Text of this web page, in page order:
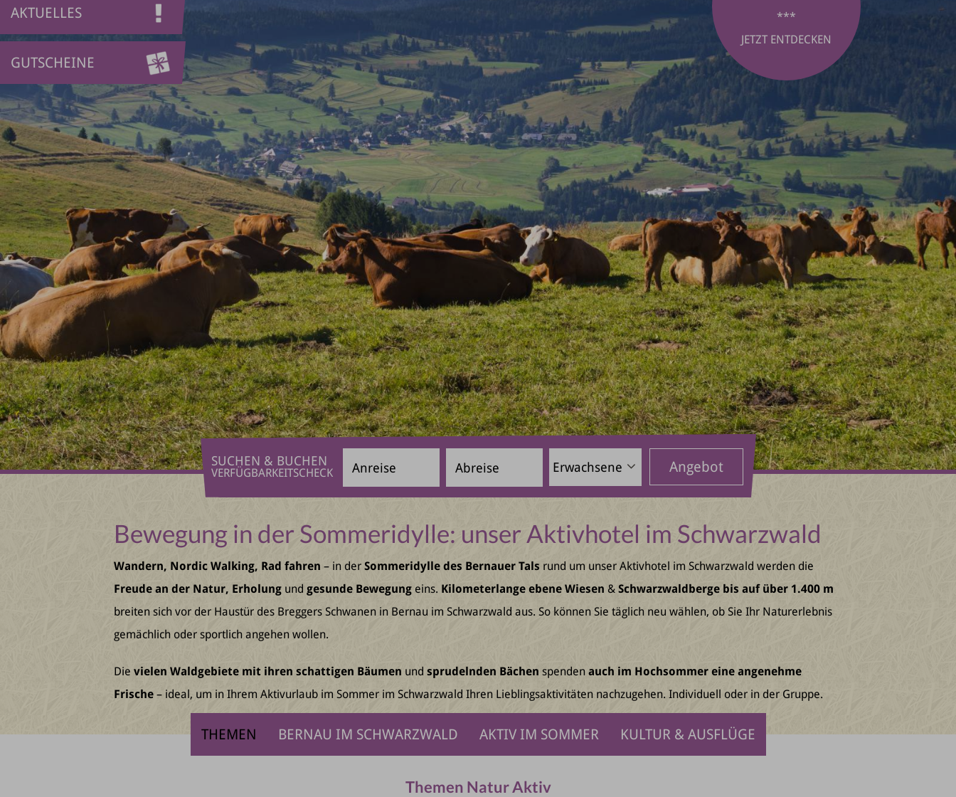
***
JETZT ENTDECKEN
AKTUELLES
GUTSCHEINE
SUCHEN & BUCHEN
VERFÜGBARKEITSCHECK Angebot
Bewegung in der Sommeridylle: unser Aktivhotel im Schwarzwald
Wandern, Nordic Walking, Rad fahren – in der Sommeridylle des Bernauer Tals rund um unser Aktivhotel im Schwarzwald werden die
Freude an der Natur, Erholung und gesunde Bewegung eins. Kilometerlange ebene Wiesen & Schwarzwaldberge bis auf über 1.400 m
breiten sich vor der Haustür des Breggers Schwanen in Bernau im Schwarzwald aus. So können Sie täglich neu wählen, ob Sie Ihr Naturerlebnis
gemächlich oder sportlich angehen wollen.
Die vielen Waldgebiete mit ihren schattigen Bäumen und sprudelnden Bächen spenden auch im Hochsommer eine angenehme
Frische – ideal, um in Ihrem Aktivurlaub im Sommer im Schwarzwald Ihren Lieblingsaktivitäten nachzugehen. Individuell oder in der Gruppe.
THEMEN BERNAU IM SCHWARZWALD AKTIV IM SOMMER KULTUR & AUSFLÜGE
Themen Natur Aktiv